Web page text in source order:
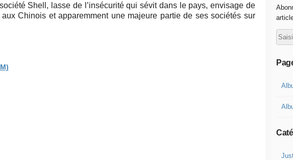
Shell, lasse de l’insécurité qui sévit dans le pays, envisage de
Chinois et apparemment une majeure partie de ses sociétés sur